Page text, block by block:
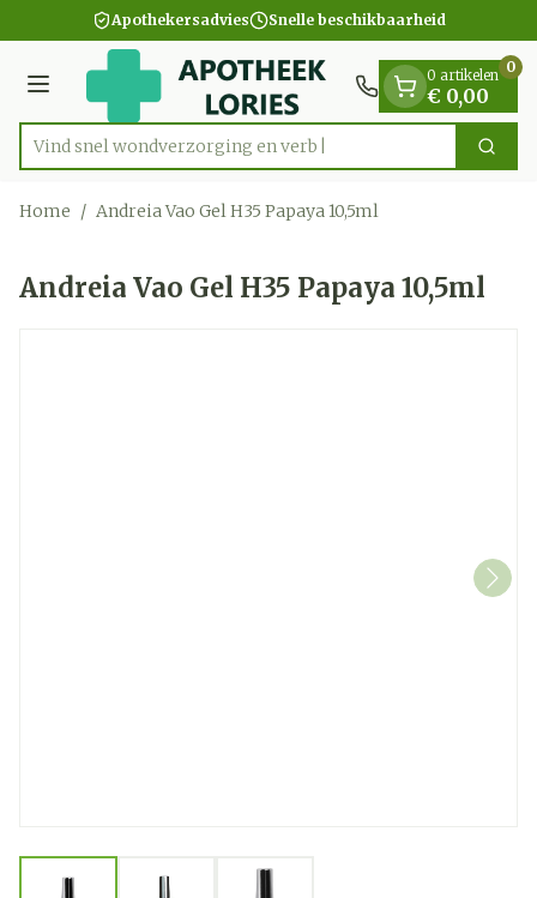
Ga naar de inhoudApothekersadvies Snelle beschikbaarheid
Menu
Product, merk, categorie...
Vind snel wondverzorging en Zoek
0 artikelen
€ 0,00
0
Home / Andreia Vao Gel H35 Papaya 10,5ml
Andreia Vao Gel H35 Papaya 10,5ml
View larger imageView larger imageView larger image